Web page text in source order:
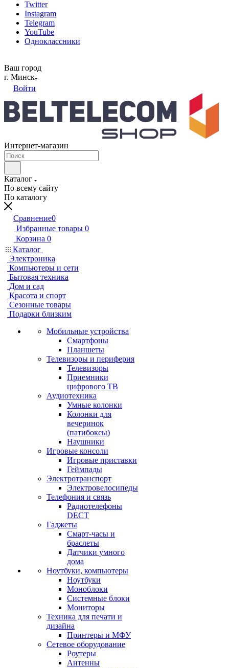
Twitter
Instagram
Telegram
YouTube
Одноклассники
Ваш город
г. Минск
Войти
Интернет-магазин
Каталог
По всему сайту
По каталогу
Сравнение0
Избранные товары 0
Корзина 0
Каталог
Электроника
Компьютеры и сети
Бытовая техника
Дом и сад
Красота и спорт
Сезонные товары
Подарки близким
Мобильные устройства
Смартфоны
Планшеты
Телевизоры и периферия
Телевизоры
Приемники
цифрового ТВ
Аудиотехника
Умные колонки
Колонки для
вечеринок
(патибоксы)
Наушники
Игровые консоли
Игровые приставки
Геймпады
Электротранспорт
Электровелосипеды
Телефония и связь
Радиотелефоны
DECT
Гаджеты
Смарт-часы и
браслеты
Датчики умного
дома
Ноутбуки, компьютеры
Ноутбуки
Моноблоки
Системные блоки
Мониторы
Техника для печати и
дизайна
Принтеры и МФУ
Сетевое оборудование
Роутеры
Антенны